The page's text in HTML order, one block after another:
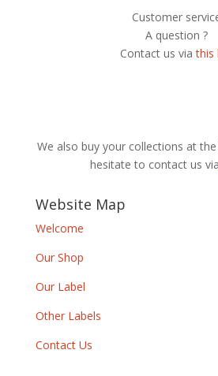
Customer
A question ?
Contact us viathis
We also buy your collections at
hesitate to contact us
Website Map
Welcome
Our Shop
Our Label
Other Labels
Contact Us